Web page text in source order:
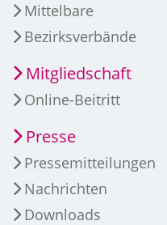
Mittelbare
Bezirksverbände
Mitgliedschaft
Online-Beitritt
Presse
Pressemitteilungen
Nachrichten
Downloads